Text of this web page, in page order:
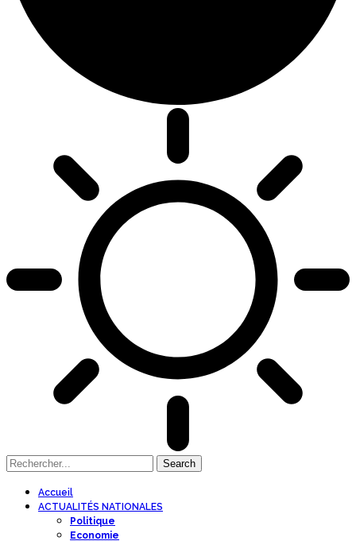
Accueil
ACTUALITÉS NATIONALES
Politique
Economie